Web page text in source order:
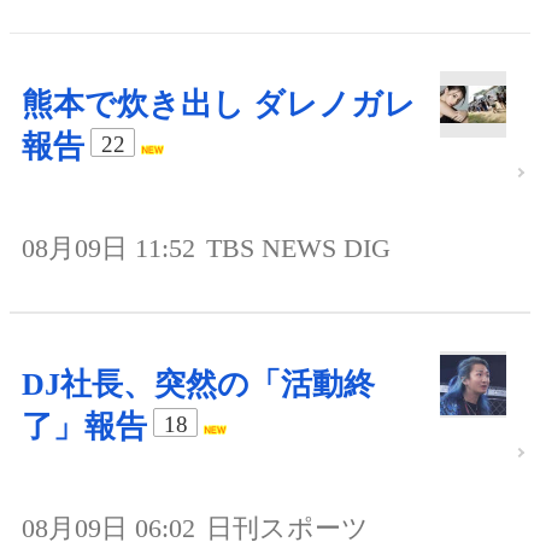
熊本で炊き出し ダレノガレ
報告
22
08月09日 11:52 TBS NEWS DIG
DJ社長、突然の「活動終
了」報告
18
08月09日 06:02 日刊スポーツ